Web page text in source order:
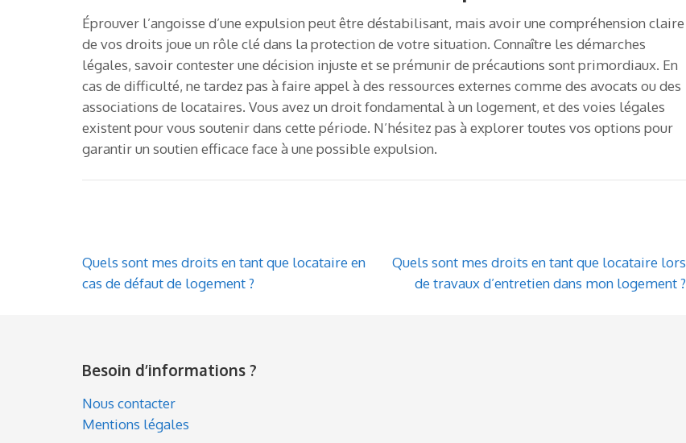
Éprouver l’angoisse d’une expulsion peut être déstabilisant, mais avoir une compréhension claire
de vos droits joue un rôle clé dans la protection de votre situation. Connaître les démarches
légales, savoir contester une décision injuste et se prémunir de précautions sont primordiaux. En
cas de difficulté, ne tardez pas à faire appel à des ressources externes comme des avocats ou des
associations de locataires. Vous avez un droit fondamental à un logement, et des voies légales
existent pour vous soutenir dans cette période. N’hésitez pas à explorer toutes vos options pour
garantir un soutien efficace face à une possible expulsion.
Navigation
de
Quels sont mes droits en tant que locataire en
cas de défaut de logement ?
Quels sont mes droits en tant que locataire lors
de travaux d’entretien dans mon logement ?
Besoin d’informations ?
Nous contacter
Mentions légales